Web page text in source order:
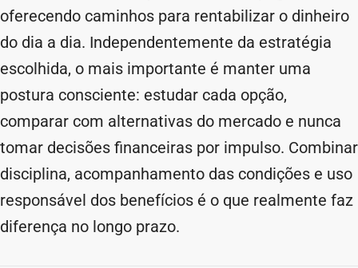
oferecendo caminhos para rentabilizar o dinheiro
do dia a dia. Independentemente da estratégia
escolhida, o mais importante é manter uma
postura consciente: estudar cada opção,
comparar com alternativas do mercado e nunca
tomar decisões financeiras por impulso. Combinar
disciplina, acompanhamento das condições e uso
responsável dos benefícios é o que realmente faz
diferença no longo prazo.